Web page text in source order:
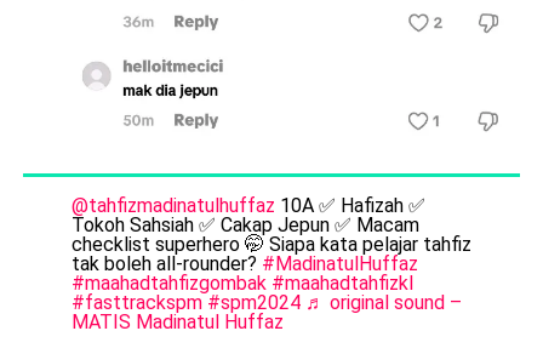
@tahfizmadinatulhuffaz 10A ✅ Hafizah ✅
Tokoh Sahsiah ✅ Cakap Jepun ✅ Macam
checklist superhero 🤭 Siapa kata pelajar tahfiz
tak boleh all-rounder? #MadinatulHuffaz
#maahadtahfizgombak #maahadtahfizkl
#fasttrackspm #spm2024 ♬ original sound –
MATIS Madinatul Huffaz